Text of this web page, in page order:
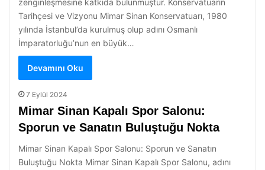
zenginleşmesine katkıda bulunmuştur. Konservatuarın
Tarihçesi ve Vizyonu Mimar Sinan Konservatuarı, 1980
yılında İstanbul’da kurulmuş olup adını Osmanlı
İmparatorluğu’nun en büyük…
Devamını Oku
7 Eylül 2024
Mimar Sinan Kapalı Spor Salonu:
Sporun ve Sanatın Buluştuğu Nokta
Mimar Sinan Kapalı Spor Salonu: Sporun ve Sanatın
Buluştuğu Nokta Mimar Sinan Kapalı Spor Salonu, adını